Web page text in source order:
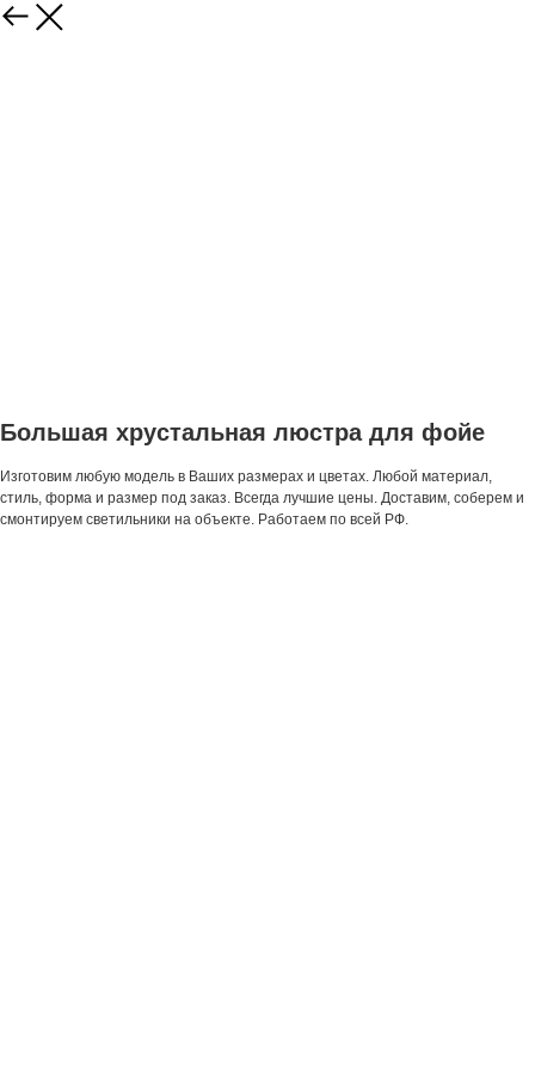
Большая хрустальная люстра для фойе
Изготовим любую модель в Ваших размерах и цветах. Любой материал,
стиль, форма и размер под заказ. Всегда лучшие цены. Доставим, соберем и
смонтируем светильники на объекте. Работаем по всей РФ.